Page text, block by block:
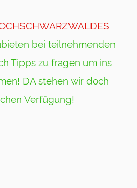
bei teilnehmenden
Tipps zu fragen um ins
DA stehen wir doch
Verfügung!